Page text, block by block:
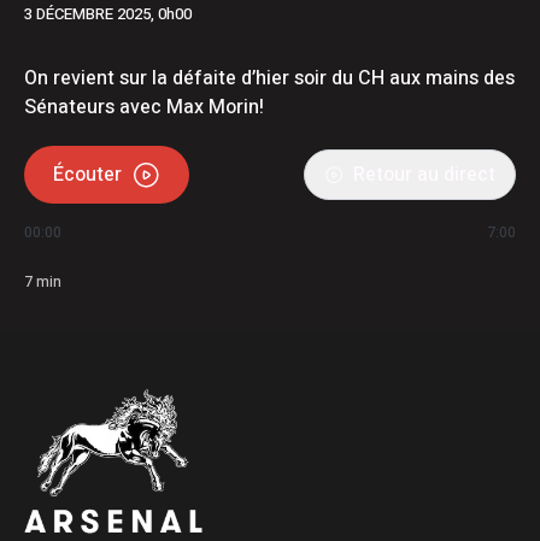
3 DÉCEMBRE 2025, 0h00
On revient sur la défaite d’hier soir du CH aux mains des
Sénateurs avec Max Morin!
Écouter
00:00 7:00
7min